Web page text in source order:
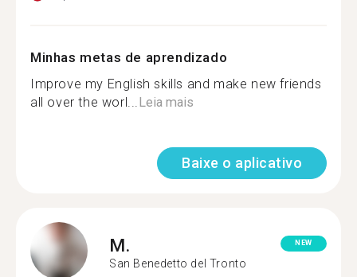
Minhas metas de aprendizado
Improve my English skills and make new friends
all over the worl...Leia mais
Baixe o aplicativo
M.
San Benedetto del Tronto
NEW